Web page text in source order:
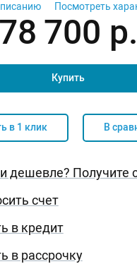
Посмотреть
78 700 р.
Купить
в 1 клик В
дешевле? Получите
счет
в кредит
в рассрочку